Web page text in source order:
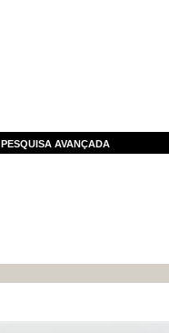
PESQUISA AVANÇADA